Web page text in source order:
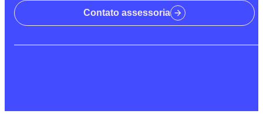
Contato assessoria